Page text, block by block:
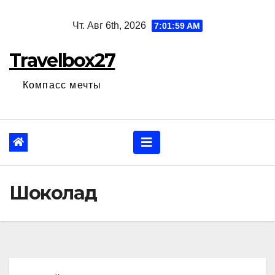
Чт. Авг 6th, 2026 7:02:00 AM
Travelbox27
Компасс мечты
Шоколад